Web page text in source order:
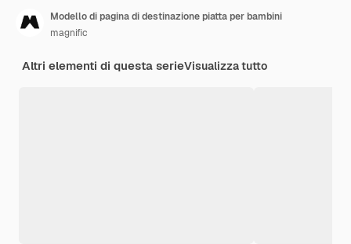
Modello di pagina di destinazione piatta per bambini
magnific
Altri elementi di questa serieVisualizza tutto